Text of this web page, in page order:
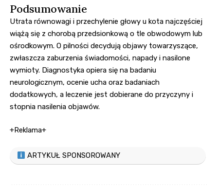
Podsumowanie
Utrata równowagi i przechylenie głowy u kota najczęściej
wiążą się z chorobą przedsionkową o tle obwodowym lub
ośrodkowym. O pilności decydują objawy towarzyszące,
zwłaszcza zaburzenia świadomości, napady i nasilone
wymioty. Diagnostyka opiera się na badaniu
neurologicznym, ocenie ucha oraz badaniach
dodatkowych, a leczenie jest dobierane do przyczyny i
stopnia nasilenia objawów.
+Reklama+
ARTYKUŁ SPONSOROWANY